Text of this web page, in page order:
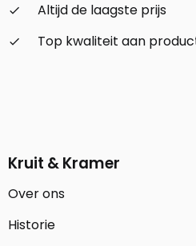
check_small
Altijd de laagste prijs
check_small
Top kwaliteit aan
Kruit & Kramer
Over ons
Historie